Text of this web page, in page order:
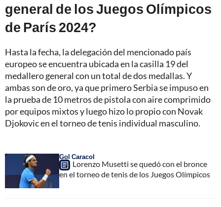
general de los Juegos Olímpicos
de París 2024?
Hasta la fecha, la delegación del mencionado país
europeo se encuentra ubicada en la casilla 19 del
medallero general con un total de dos medallas. Y
ambas son de oro, ya que primero Serbia se impuso en
la prueba de 10 metros de pistola con aire comprimido
por equipos mixtos y luego hizo lo propio con Novak
Djokovic en el torneo de tenis individual masculino.
Gol Caracol
Lorenzo Musetti se quedó con el bronce
en el torneo de tenis de los Juegos Olímpicos